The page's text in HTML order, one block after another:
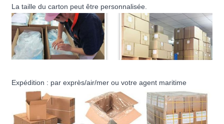
La taille du carton peut être personnalisée.
Expédition : par exprès/air/mer ou votre agent maritime